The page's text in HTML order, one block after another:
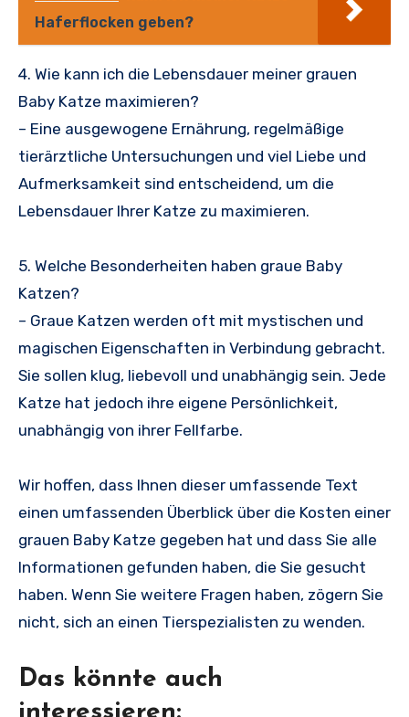
Haferflocken geben?
4. Wie kann ich die Lebensdauer meiner grauen
Baby Katze maximieren?
– Eine ausgewogene Ernährung, regelmäßige
tierärztliche Untersuchungen und viel Liebe und
Aufmerksamkeit sind entscheidend, um die
Lebensdauer Ihrer Katze zu maximieren.
5. Welche Besonderheiten haben graue Baby
Katzen?
– Graue Katzen werden oft mit mystischen und
magischen Eigenschaften in Verbindung gebracht.
Sie sollen klug, liebevoll und unabhängig sein. Jede
Katze hat jedoch ihre eigene Persönlichkeit,
unabhängig von ihrer Fellfarbe.
Wir hoffen, dass Ihnen dieser umfassende Text
einen umfassenden Überblick über die Kosten einer
grauen Baby Katze gegeben hat und dass Sie alle
Informationen gefunden haben, die Sie gesucht
haben. Wenn Sie weitere Fragen haben, zögern Sie
nicht, sich an einen Tierspezialisten zu wenden.
Das könnte auch